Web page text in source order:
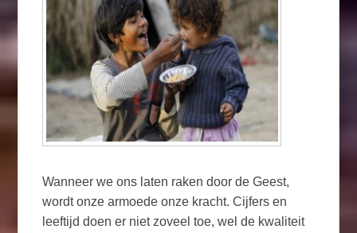
Wanneer we ons laten raken door de Geest,
wordt onze armoede onze kracht. Cijfers en
leeftijd doen er niet zoveel toe, wel de kwaliteit